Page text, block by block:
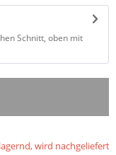
Schnitt, oben mit
wird nachgeliefert,